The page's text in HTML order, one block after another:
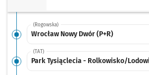
(Rogowska)
Wrocław Nowy Dwór (P+R)
(TAT)
Park Tysiąclecia - Rolkowisko/